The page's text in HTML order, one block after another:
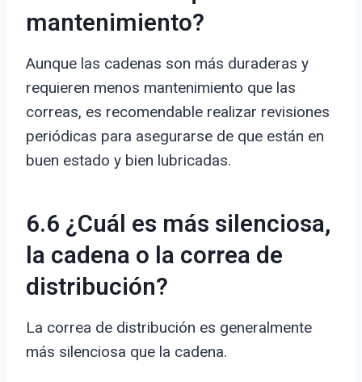
mantenimiento?
Aunque las cadenas son más duraderas y
requieren menos mantenimiento que las
correas, es recomendable realizar revisiones
periódicas para asegurarse de que están en
buen estado y bien lubricadas.
6.6 ¿Cuál es más silenciosa,
la cadena o la correa de
distribución?
La correa de distribución es generalmente
más silenciosa que la cadena.